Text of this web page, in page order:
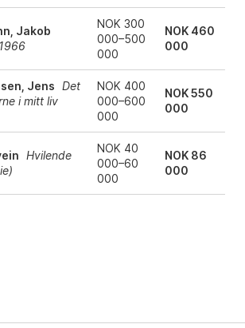
Jakob
NOK 300
000–500
000
NOK 460
000
Jens Det
i mitt liv
NOK 400
000–600
000
NOK 550
000
Hvilende
NOK 40
000–60
000
NOK 86
000